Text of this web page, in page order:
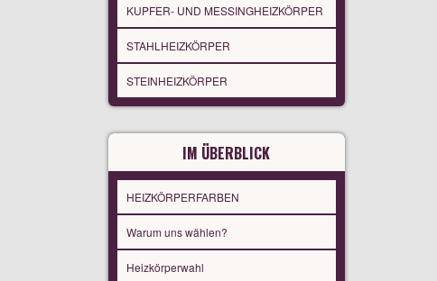
KUPFER- UND MESSINGHEIZKÖRPER
STAHLHEIZKÖRPER
STEINHEIZKÖRPER
IM ÜBERBLICK
HEIZKÖRPERFARBEN
Warum uns wählen?
Heizkörperwahl